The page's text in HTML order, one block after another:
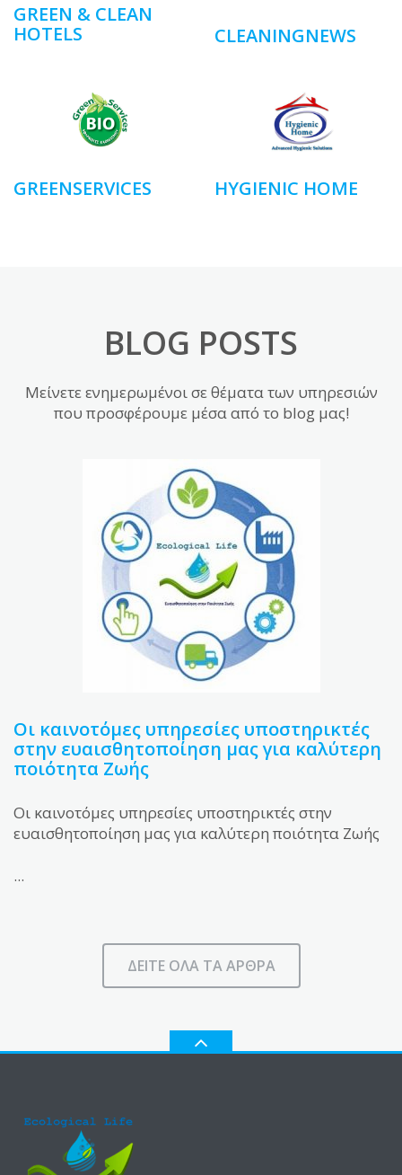
GREEN & CLEAN
HOTELS
CLEANINGNEWS
GREENSERVICES HYGIENIC HOME
BLOG POSTS
Μείνετε ενημερωμένοι σε θέματα των υπηρεσιών
που προσφέρουμε μέσα από το blog μας!
Οι καινοτόμες υπηρεσίες υποστηρικτές
στην ευαισθητοποίηση μας για καλύτερη
ποιότητα Ζωής
Οι καινοτόμες υπηρεσίες υποστηρικτές στην
ευαισθητοποίηση μας για καλύτερη ποιότητα Ζωής
...
ΔΕΊΤΕ ΌΛΑ ΤΑ ΆΡΘΡΑ